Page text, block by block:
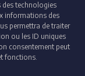
des technologies
informations des
permettra de traiter
ou les ID uniques
consentement peut
fonctions.
sparka
de données